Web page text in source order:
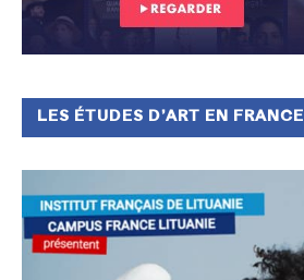
LES ÉTUDES D’ART EN FRANCE